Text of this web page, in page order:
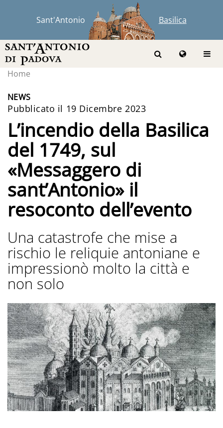
Sant'Antonio Basilica
Home
NEWS
Pubblicato il 19 Dicembre 2023
L’incendio della Basilica
del 1749, sul
«Messaggero di
sant’Antonio» il
resoconto dell’evento
Una catastrofe che mise a
rischio le reliquie antoniane e
impressionò molto la città e
non solo